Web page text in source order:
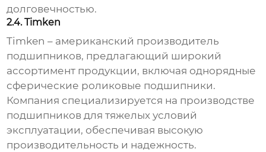
долговечностью.
2.4. Timken
Timken – американский производитель
подшипников, предлагающий широкий
ассортимент продукции, включая однорядные
сферические роликовые подшипники.
Компания специализируется на производстве
подшипников для тяжелых условий
эксплуатации, обеспечивая высокую
производительность и надежность.